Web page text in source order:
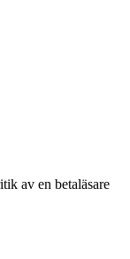
av en betaläsare